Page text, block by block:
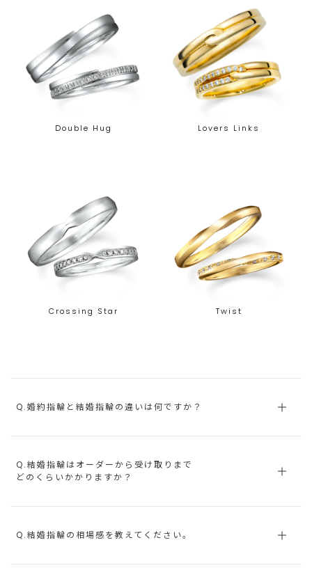
Double Hug Lovers Links
Crossing Star Twist
Q.婚約指輪と結婚指輪の違いは何ですか？
Q.結婚指輪はオーダーから受け取りまで
どのくらいかかりますか？
Q.結婚指輪の相場感を教えてください。